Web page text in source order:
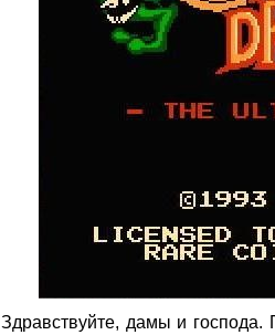
Здравствуйте, дамы и